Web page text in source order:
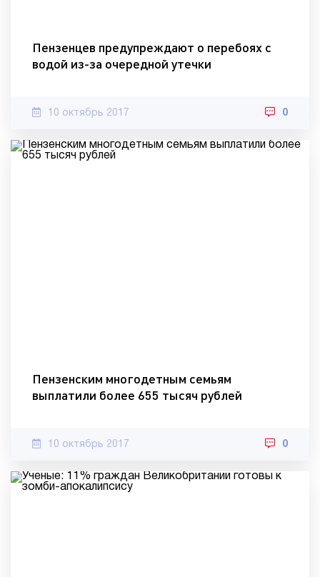
Пензенцев предупреждают о перебоях с
водой из-за очередной утечки
10 октябрь 2017 0
Пензенским многодетным семьям
выплатили более 655 тысяч рублей
10 октябрь 2017 0